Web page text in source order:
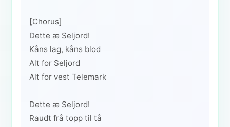
[Chorus]
Dette æ Seljord!
Kåns lag, kåns blod
Alt for Seljord
Alt for vest Telemark
Dette æ Seljord!
Raudt frå topp til tå